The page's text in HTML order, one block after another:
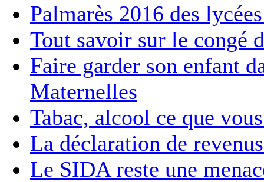
Palmarès 2016 des
Tout savoir sur le congé
Faire garder son enfant
Maternelles
Tabac, alcool ce que
La déclaration de
Le SIDA reste une